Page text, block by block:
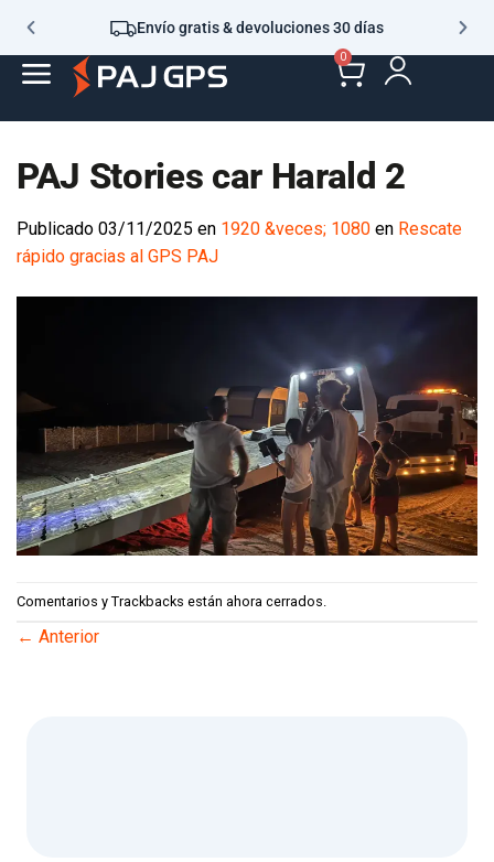
Envío gratis & devoluciones 30 días
0
PAJ Stories car Harald 2
Publicado 03/11/2025 en 1920 &veces; 1080 en Rescate
rápido gracias al GPS PAJ
Comentarios y Trackbacks están ahora cerrados.
← Anterior